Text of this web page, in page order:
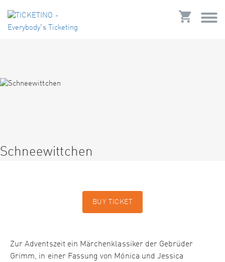
Schneewittchen
BUY TICKET
Zur Adventszeit ein Märchenklassiker der Gebrüder
Grimm, in einer Fassung von Mónica und Jessica